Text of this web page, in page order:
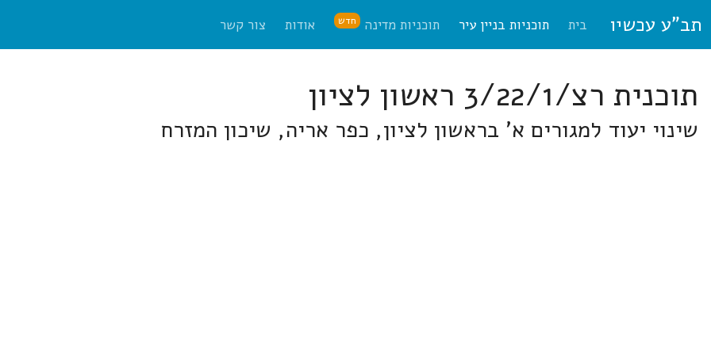
תב"ע עכשיו בית תוכניות בניין עיר תוכניות מדינה חדש אודות צור קשר
תוכנית רצ/3/22/1 ראשון לציון
שינוי יעוד למגורים א' בראשון לציון, כפר אריה, שיכון המזרח